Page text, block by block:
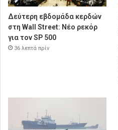
Δεύτερη εβδομάδα κερδών
στη Wall Street: Νέο ρεκόρ
για τον SP 500
36 λεπτά πρίν